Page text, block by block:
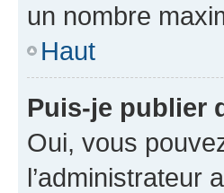
un nombre
Haut
Puis-je publier
Oui, vous
l’administrateur